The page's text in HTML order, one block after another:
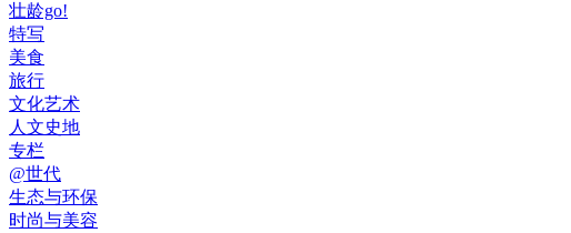
壮龄go!
特写
美食
旅行
文化艺术
人文史地
专栏
@世代
生态与环保
时尚与美容